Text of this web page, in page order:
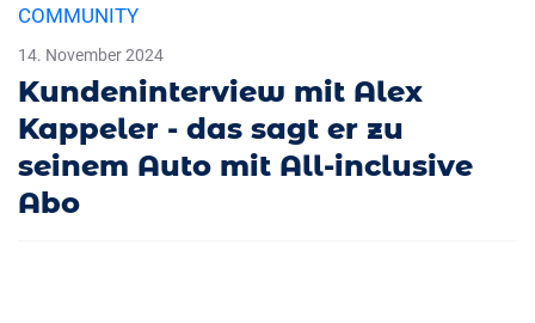
COMMUNITY
14. November 2024
Kundeninterview mit Alex
Kappeler - das sagt er zu
seinem Auto mit All-inclusive
Abo